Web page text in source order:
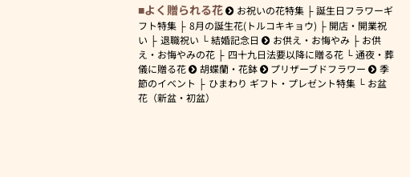
よく贈られる花 お祝いの花特集
誕生日フラワーギ
フト特集
8月の誕生花(トルコキキョウ)
開店・開業祝
い
退職祝い 結婚記念日 お供え・お悔やみ
お供
え・お悔やみの花
四十九日法要以降に贈る花
通夜・葬
儀に贈る花
胡蝶蘭・花鉢 プリザーブドフラワー
季
節のイベント
ひまわり ギフト・プレゼント特集
お盆
花（新盆・初盆）